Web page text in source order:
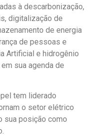
à descarbonização,
digitalização de
de energia
de pessoas e
Artificial e hidrogênio
sua agenda de
tem liderado
o setor elétrico
sua posição como